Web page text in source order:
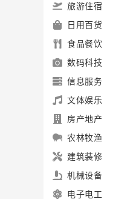
旅游住宿
日用百货
食品餐饮
数码科技
信息服务
文体娱乐
房产地产
农林牧渔
建筑装修
机械设备
电子电工